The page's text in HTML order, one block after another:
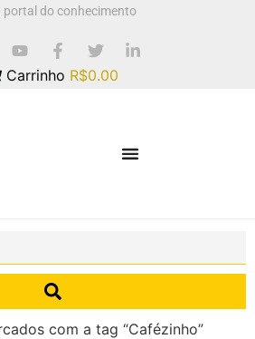
portal do conhecimento
Carrinho R$0.00
com a tag “Cafézinho”